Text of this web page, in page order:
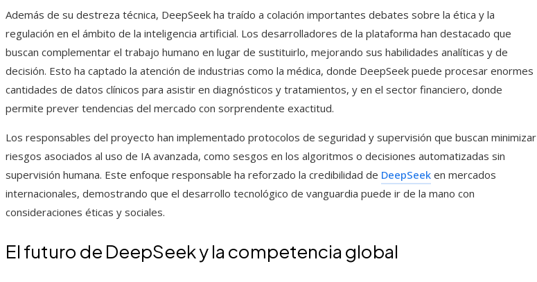
Además de su destreza técnica, DeepSeek ha traído a colación importantes debates sobre la ética y la
regulación en el ámbito de la inteligencia artificial. Los desarrolladores de la plataforma han destacado que
buscan complementar el trabajo humano en lugar de sustituirlo, mejorando sus habilidades analíticas y de
decisión. Esto ha captado la atención de industrias como la médica, donde DeepSeek puede procesar enormes
cantidades de datos clínicos para asistir en diagnósticos y tratamientos, y en el sector financiero, donde
permite prever tendencias del mercado con sorprendente exactitud.
Los responsables del proyecto han implementado protocolos de seguridad y supervisión que buscan minimizar
riesgos asociados al uso de IA avanzada, como sesgos en los algoritmos o decisiones automatizadas sin
supervisión humana. Este enfoque responsable ha reforzado la credibilidad de DeepSeek en mercados
internacionales, demostrando que el desarrollo tecnológico de vanguardia puede ir de la mano con
consideraciones éticas y sociales.
El futuro de DeepSeek y la competencia global